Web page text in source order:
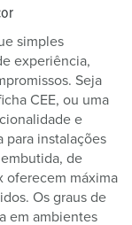
simples
experiência,
Seja
CEE, ou uma
e
para instalações
de
oferecem máxima
Os graus de
em ambientes